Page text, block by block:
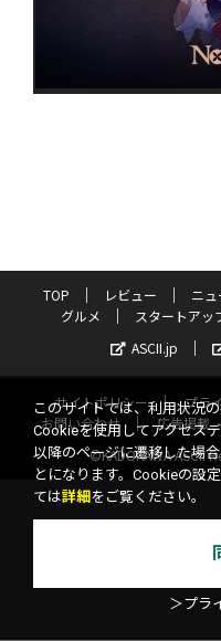
TOP レビュー ニュ
グルメ
スタートアッ
ASCII.jp
サイトポリシー プラ
お問い合わせ
広告掲載
©KADOKAWA ASCII
このサイトでは、利用状況
Cookieを使用してアクセス
以降のページに遷移した場
とになります。Cookieの設
ては詳細 をご覧ください。
＞プラ